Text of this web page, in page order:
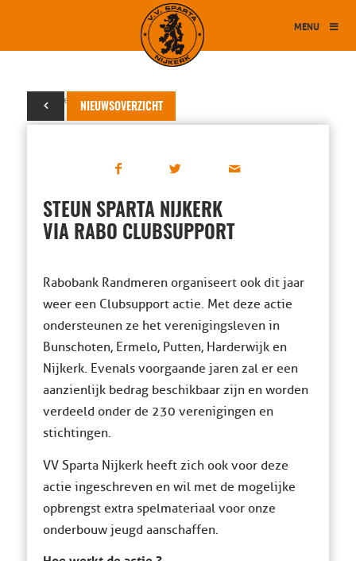
MENU
NIEUWSOVERZICHT
01 september 2025
STEUN SPARTA NIJKERK
VIA RABO CLUBSUPPORT
Rabobank Randmeren organiseert ook dit jaar
weer een Clubsupport actie. Met deze actie
ondersteunen ze het verenigingsleven in
Bunschoten, Ermelo, Putten, Harderwijk en
Nijkerk. Evenals voorgaande jaren zal er een
aanzienlijk bedrag beschikbaar zijn en worden
verdeeld onder de 230 verenigingen en
stichtingen.
VV Sparta Nijkerk heeft zich ook voor deze
actie ingeschreven en wil met de mogelijke
opbrengst extra spelmateriaal voor onze
onderbouw jeugd aanschaffen.